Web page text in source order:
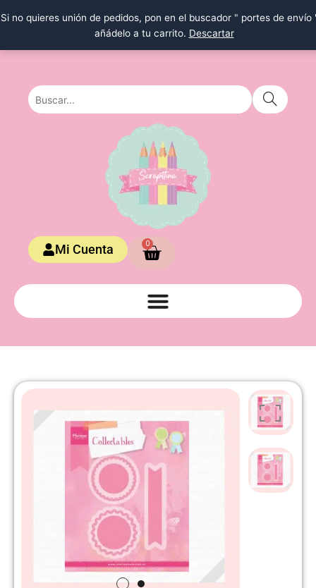
Si no quieres unión de pedidos, pon en el buscador " portes de envío
añádelo a tu carrito. Descartar
al
Mi Cuenta 0
Carrito